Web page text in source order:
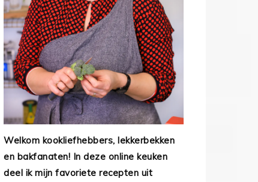
Welkom kookliefhebbers, lekkerbekken
en bakfanaten! In deze online keuken
deel ik mijn favoriete recepten uit